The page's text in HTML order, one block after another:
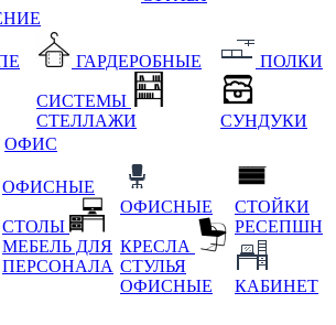
ГАРДЕРОБНЫЕ
СИСТЕМЫ
СТЕЛЛАЖИ
ПОЛКИ
СУНДУКИ
ОФИС
ОФИСНЫЕ
СТОЛЫ
МЕБЕЛЬ ДЛЯ
ПЕРСОНАЛА
ОФИСНЫЕ
КРЕСЛА
СТУЛЬЯ
ОФИСНЫЕ
СТОЙКИ
РЕСЕПШН
КАБИНЕТ